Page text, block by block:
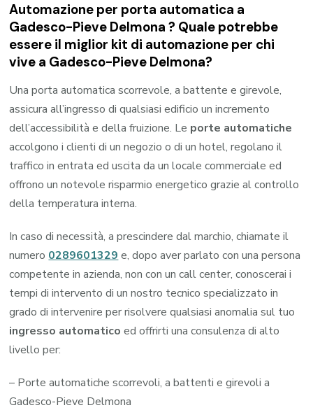
Automazione per porta automatica a
Gadesco-Pieve Delmona ? Quale potrebbe
essere il miglior kit di automazione per chi
vive a Gadesco-Pieve Delmona?
Una porta automatica scorrevole, a battente e girevole,
assicura all’ingresso di qualsiasi edificio un incremento
dell’accessibilità e della fruizione. Le porte automatiche
accolgono i clienti di un negozio o di un hotel, regolano il
traffico in entrata ed uscita da un locale commerciale ed
offrono un notevole risparmio energetico grazie al controllo
della temperatura interna.
In caso di necessità, a prescindere dal marchio, chiamate il
numero 0289601329 e, dopo aver parlato con una persona
competente in azienda, non con un call center, conoscerai i
tempi di intervento di un nostro tecnico specializzato in
grado di intervenire per risolvere qualsiasi anomalia sul tuo
ingresso automatico ed offrirti una consulenza di alto
livello per:
– Porte automatiche scorrevoli, a battenti e girevoli a
Gadesco-Pieve Delmona